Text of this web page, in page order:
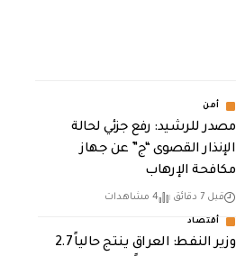
أمن
مصدر للرشيد: رفع جزئي لحالة
الإنذار القصوى “ج” عن جهاز
مكافحة الإرهاب
قبل 7 دقائق 4 مشاهدات
أقتصاد
وزير النفط: العراق ينتج حالياً 2.7